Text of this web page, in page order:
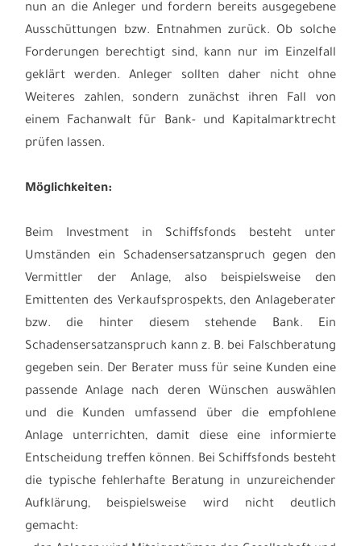
nun an die Anleger und fordern bereits ausgegebene
Ausschüttungen bzw. Entnahmen zurück. Ob solche
Forderungen berechtigt sind, kann nur im Einzelfall
geklärt werden. Anleger sollten daher nicht ohne
Weiteres zahlen, sondern zunächst ihren Fall von
einem Fachanwalt für Bank- und Kapitalmarktrecht
prüfen lassen.
Möglichkeiten:
Beim Investment in Schiffsfonds besteht unter
Umständen ein Schadensersatzanspruch gegen den
Vermittler der Anlage, also beispielsweise den
Emittenten des Verkaufsprospekts, den Anlageberater
bzw. die hinter diesem stehende Bank. Ein
Schadensersatzanspruch kann z. B. bei Falschberatung
gegeben sein. Der Berater muss für seine Kunden eine
passende Anlage nach deren Wünschen auswählen
und die Kunden umfassend über die empfohlene
Anlage unterrichten, damit diese eine informierte
Entscheidung treffen können. Bei Schiffsfonds besteht
die typische fehlerhafte Beratung in unzureichender
Aufklärung, beispielsweise wird nicht deutlich
gemacht: